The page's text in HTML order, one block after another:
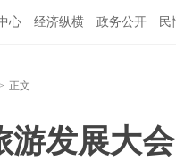
心 经济纵横 政务公开 民
正文
游发展大